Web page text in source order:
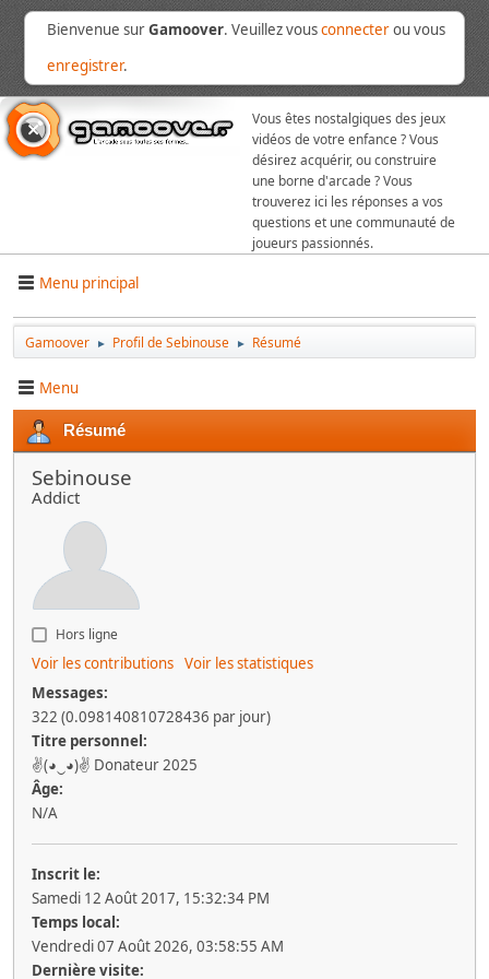
Bienvenue surGamoover. Veuillez vousconnecterou vous
enregistrer.
Vous êtes nostalgiques des jeux
vidéos de votre enfance ? Vous
désirez acquérir, ou construire
une borne d'arcade ? Vous
trouverez ici les réponses a vos
questions et une communauté de
joueurs passionnés.
Menu principal
Gamoover ► Profil de Sebinouse ► Résumé
Menu
Résumé
Sebinouse
Addict
Hors ligne
Voir les contributions Voir les statistiques
Messages:
322 (0.098140810728436 par jour)
Titre personnel:
✌(◕‿◕)✌ Donateur 2025
Âge:
N/A
Inscrit le:
Samedi 12 Août 2017, 15:32:34 PM
Temps local:
Vendredi 07 Août 2026, 03:58:55 AM
Dernière visite: